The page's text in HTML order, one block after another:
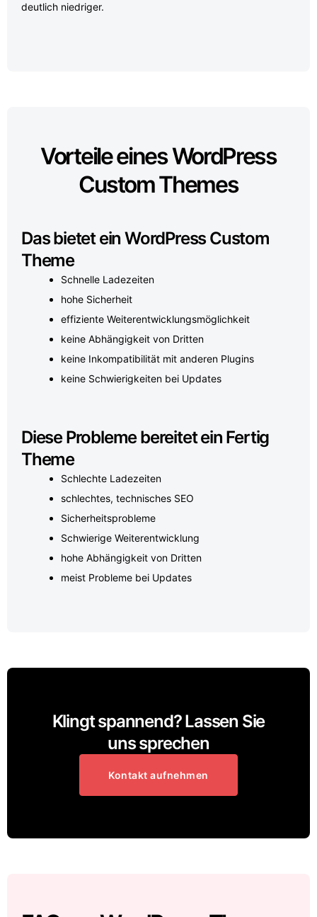
deutlich niedriger.
Vorteile eines WordPress
Custom Themes
Das bietet ein WordPress Custom
Theme
Schnelle Ladezeiten
hohe Sicherheit
effiziente Weiterentwicklungsmöglichkeit
keine Abhängigkeit von Dritten
keine Inkompatibilität mit anderen Plugins
keine Schwierigkeiten bei Updates
Diese Probleme bereitet ein Fertig
Theme
Schlechte Ladezeiten
schlechtes, technisches SEO
Sicherheitsprobleme
Schwierige Weiterentwicklung
hohe Abhängigkeit von Dritten
meist Probleme bei Updates
Klingt spannend? Lassen Sie
uns sprechen
Kontakt aufnehmen